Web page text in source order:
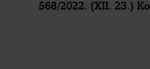
568/2022. (XII. 23.)